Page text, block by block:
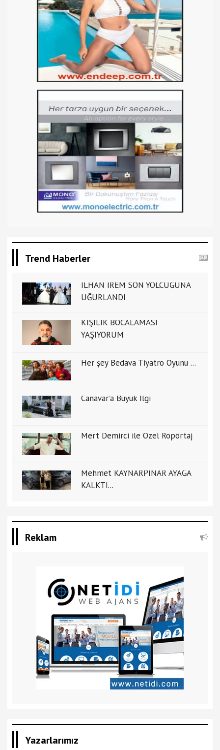
Trend Haberler
İLHAN İREM SON YOLCUĞUNA
UĞURLANDI
KİŞİLİK BOCALAMASI
YAŞIYORUM
Her şey Bedava Tiyatro Oyunu ...
Canavar'a Büyük İlgi
Mert Demirci ile Özel Ropörtaj
Mehmet KAYNARPINAR AYAĞA
KALKTI...
Reklam
Yazarlarımız